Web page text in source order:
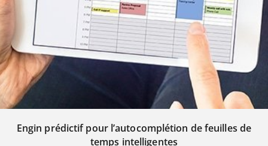
Engin prédictif pour l’autocomplétion de feuilles de
temps intelligentes